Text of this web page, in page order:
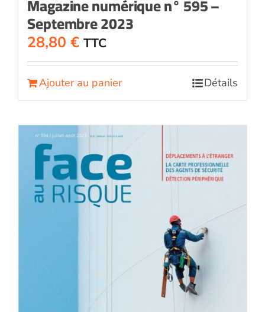
Septembre 2023
28,80 € TTC
Ajouter au panier Détails